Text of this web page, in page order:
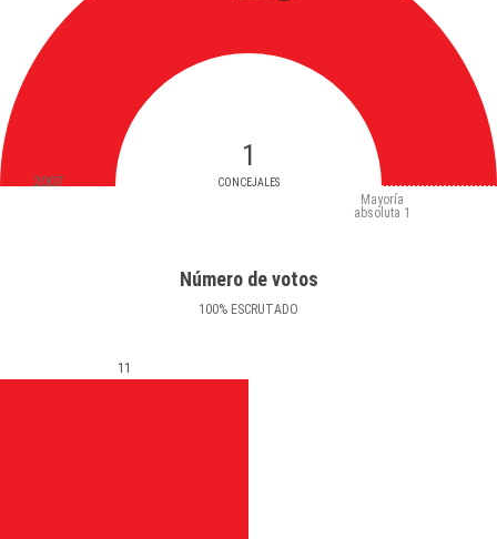
1
CONCEJALES
Mayoría
absoluta 1
2007
Número de votos
100% ESCRUTADO
11